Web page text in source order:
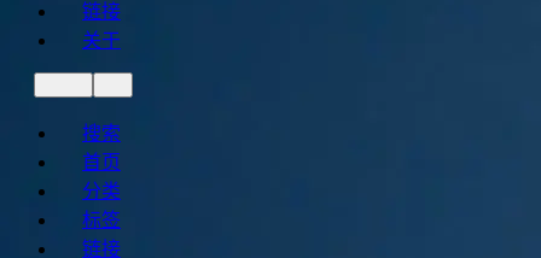
链接
关于
搜索
首页
分类
标签
链接